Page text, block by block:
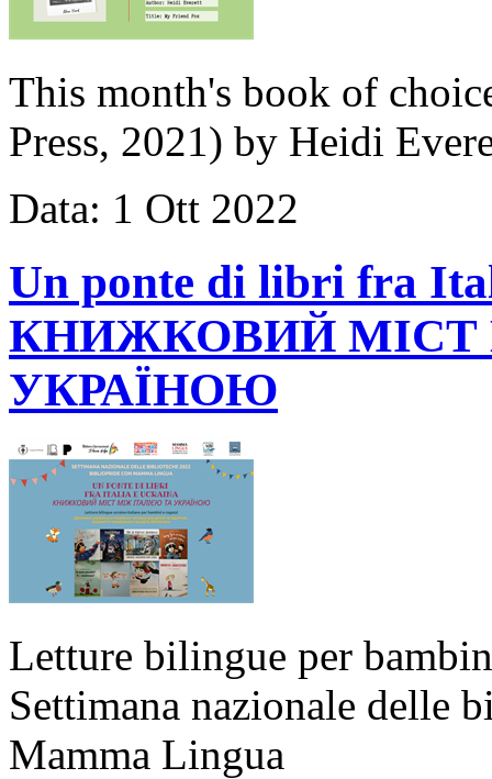
This month's book of
Press, 2021) by Heidi
Data: 1 Ott 2022
Un ponte di libri fra
КНИЖКОВИЙ МІСТ
УКРАЇНОЮ
Letture bilingue per
Settimana nazionale delle
Mamma Lingua